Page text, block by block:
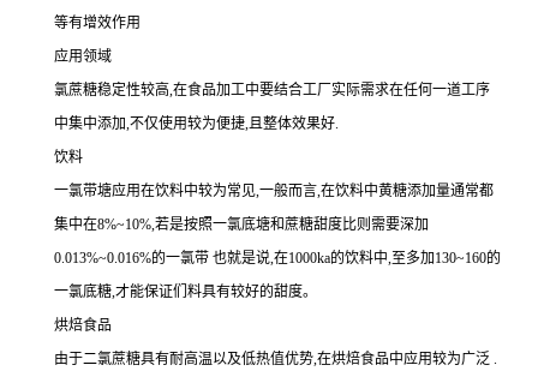
等有增效作用
应用领域
氯蔗糖稳定性较高,在食品加工中要结合工厂实际需求在任何一道工序
中集中添加,不仅使用较为便捷,且整体效果好.
饮料
一氯带塘应用在饮料中较为常见,一般而言,在饮料中黄糖添加量通常都
集中在8%~10%,若是按照一氯底塘和蔗糖甜度比则需要深加
0.013%~0.016%的一氯带 也就是说,在1000ka的饮料中,至多加130~160的
一氯底糖,才能保证们料具有较好的甜度。
烘焙食品
由于二氯蔗糖具有耐高温以及低热值优势,在烘焙食品中应用较为广泛 .